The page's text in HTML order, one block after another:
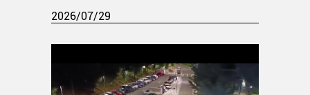
2026/07/29